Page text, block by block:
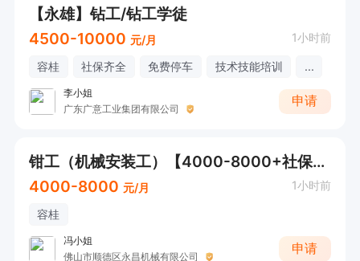
【永雄】钻工/钻工学徒
4500-10000 元/月 1小时前
容桂 社保齐全 免费停车 技术技能培训 ...
李小姐
广东广意工业集团有限公司
申请
钳工（机械安装工）【4000-8000+社保齐全+周日休息+包工作餐】
4000-8000 元/月 1小时前
容桂
冯小姐
佛山市顺德区永昌机械有限公司
申请